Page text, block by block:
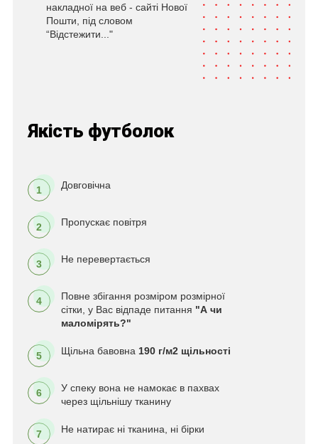
накладної на веб - сайті Нової
Пошти, під словом
“Відстежити..."
Якість футболок
1 Довговічна
2 Пропускає повітря
3 Не перевертається
4
Повне збігання розміром розмірної
сітки, у Вас відпаде питання "А чи
маломірять?"
5 Щільна бавовна 190 г/м2 щільності
6
У спеку вона не намокає в пахвах
через щільнішу тканину
7 Не натирає ні тканина, ні бірки